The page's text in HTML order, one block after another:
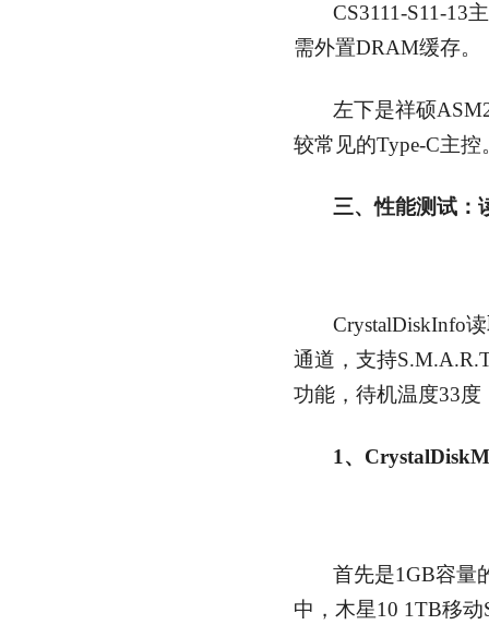
CS3111-S11-13
需外置DRAM缓存。
左下是祥硕
较常见的Type-C主控
三、性能测试：
CrystalDiskInfo
通道，支持
功能，待机温度33
1、
首先是1GB容量
中，木星10 1TB移